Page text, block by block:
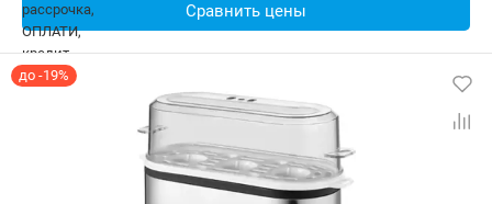
Сравнить цены
до -19%